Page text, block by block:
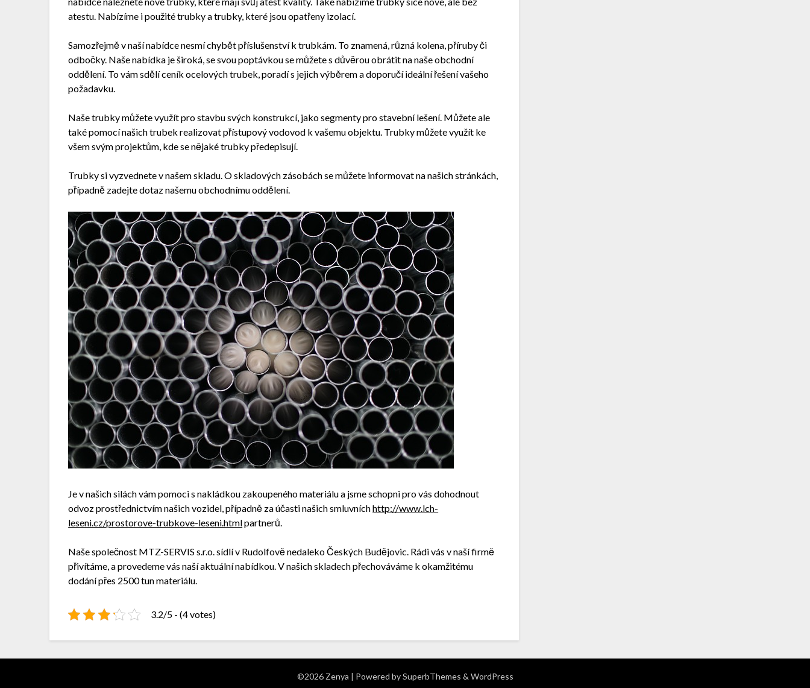
atestu. Nabízíme i použité trubky a trubky, které jsou opatřeny izolací.
Samozřejmě v naší nabídce nesmí chybět příslušenství k trubkám. To znamená, různá kolena, příruby či
odbočky. Naše nabídka je široká, se svou poptávkou se můžete s důvěrou obrátit na naše obchodní
oddělení. To vám sdělíceník ocelových trubek, poradí s jejich výběrem a doporučí ideální řešení vašeho
požadavku.
Naše trubky můžete využít pro stavbu svých konstrukcí, jako segmenty pro stavební lešení. Můžete ale
také pomocí našich trubek realizovat přístupový vodovod k vašemu objektu. Trubky můžete využít ke
všem svým projektům, kde se nějaké trubky předepisují.
Trubky si vyzvednete v našem skladu. O skladových zásobách se můžete informovat na našich stránkách,
případně zadejte dotaz našemu obchodnímu oddělení.
Je v našich silách vám pomoci s nakládkou zakoupeného materiálu a jsme schopni pro vás dohodnout
odvoz prostřednictvím našich vozidel, případně za účasti našich smluvníchhttp://www.lch-
leseni.cz/prostorove-trubkove-leseni.htmlpartnerů.
Naše společnost MTZ-SERVIS s.r.o. sídlí v Rudolfově nedaleko Českých Budějovic. Rádi vás v naší firmě
přivítáme, a provedeme vás naší aktuální nabídkou. V našich skladech přechováváme k okamžitému
dodání přes 2500 tun materiálu.
3.2/5 - (4 votes)
©2026 Zenya | Powered bySuperbThemes & WordPress